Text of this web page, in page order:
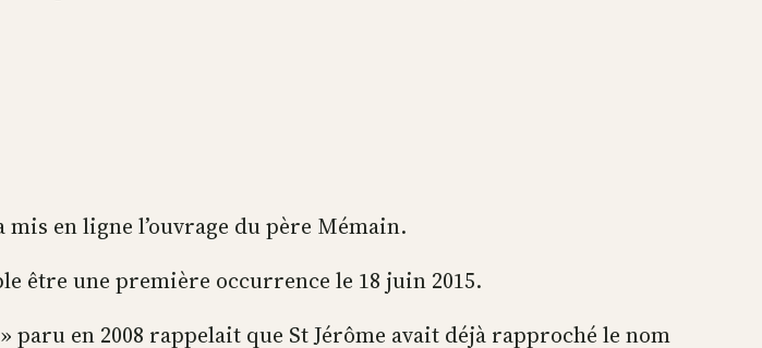
en ligne l’ouvrage du père Mémain.
être une première occurrence le 18 juin 2015.
en 2008 rappelait que St Jérôme avait déjà rapproché le nom